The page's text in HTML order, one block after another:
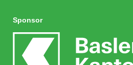
Sponsor